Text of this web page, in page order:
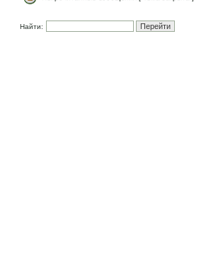
Найти: